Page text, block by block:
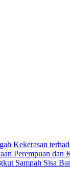
Kekerasan
Perempuan dan
Sampah Sisa